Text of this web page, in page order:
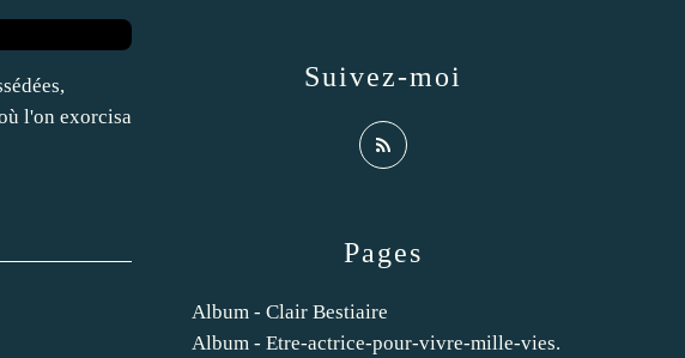
l'on exorcisa
Pages
Album - Clair Bestiaire
Album - Etre-actrice-pour-vivre-mille-vies.
Suivez-moi